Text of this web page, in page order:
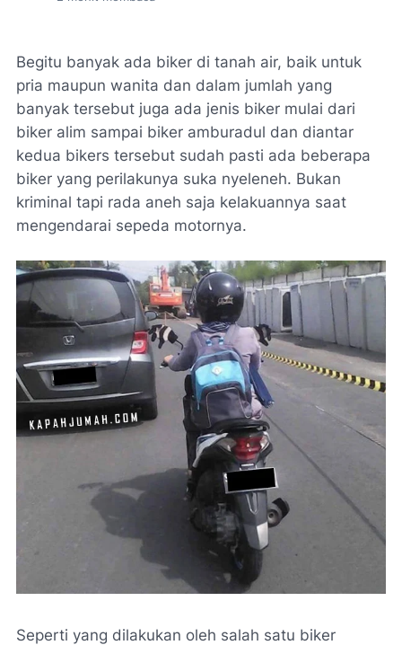
Begitu banyak ada biker di tanah air, baik untuk
pria maupun wanita dan dalam jumlah yang
banyak tersebut juga ada jenis biker mulai dari
biker alim sampai biker amburadul dan diantar
kedua bikers tersebut sudah pasti ada beberapa
biker yang perilakunya suka nyeleneh. Bukan
kriminal tapi rada aneh saja kelakuannya saat
mengendarai sepeda motornya.
Seperti yang dilakukan oleh salah satu biker